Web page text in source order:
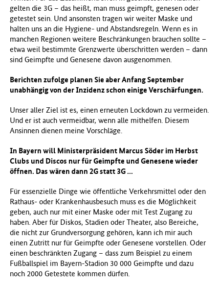
gelten die 3G – das heißt, man muss geimpft, genesen oder
getestet sein. Und ansonsten tragen wir weiter Maske und
halten uns an die Hygiene- und Abstandsregeln. Wenn es in
manchen Regionen weitere Beschränkungen brauchen sollte –
etwa weil bestimmte Grenzwerte überschritten werden – dann
sind Geimpfte und Genesene davon ausgenommen.
Berichten zufolge planen Sie aber Anfang September
unabhängig von der Inzidenz schon einige Verschärfungen.
Unser aller Ziel ist es, einen erneuten Lockdown zu vermeiden.
Und er ist auch vermeidbar, wenn alle mithelfen. Diesem
Ansinnen dienen meine Vorschläge.
In Bayern will Ministerpräsident Marcus Söder im Herbst
Clubs und Discos nur für Geimpfte und Genesene wieder
öffnen. Das wären dann 2G statt 3G ...
Für essenzielle Dinge wie öffentliche Verkehrsmittel oder den
Rathaus- oder Krankenhausbesuch muss es die Möglichkeit
geben, auch nur mit einer Maske oder mit Test Zugang zu
haben. Aber für Diskos, Stadien oder Theater, also Bereiche,
die nicht zur Grundversorgung gehören, kann ich mir auch
einen Zutritt nur für Geimpfte oder Genesene vorstellen. Oder
einen beschränkten Zugang – dass zum Beispiel zu einem
Fußballspiel im Bayern-Stadion 30 000 Geimpfte und dazu
noch 2000 Getestete kommen dürfen.